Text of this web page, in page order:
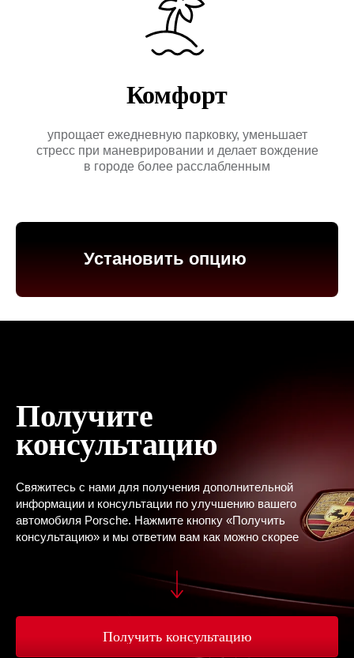
Комфорт
упрощает ежедневную парковку, уменьшает
стресс при маневрировании и делает вождение
в городе более расслабленным
Установить опцию
Получите
консультацию
Свяжитесь с нами для получения дополнительной
информации и консультации по улучшению вашего
автомобиля Porsche. Нажмите кнопку «Получить
консультацию» и мы ответим вам как можно скорее
Получить консультацию